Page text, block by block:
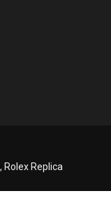
Rolex Replica